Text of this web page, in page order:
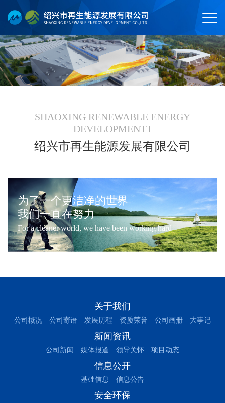
SHAOXING RENEWABLE ENERGY
DEVELOPMENTT
绍兴市再生能源发展有限公司
为了一个更洁净的世界
我们一直在努力
For a cleaner world, we have been working hard
关于我们
公司概况 公司寄语 发展历程 资质荣誉 公司画册 大事记
新闻资讯
公司新闻 媒体报道 领导关怀 项目动态
信息公开
基础信息 信息公告
安全环保